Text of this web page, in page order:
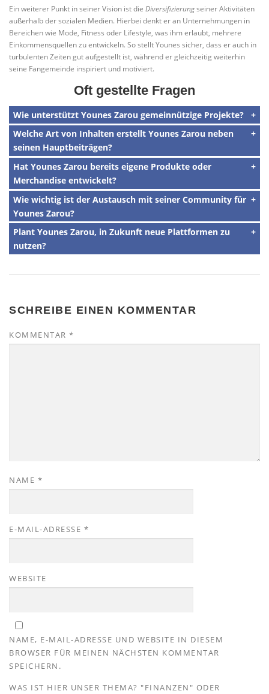
Ein weiterer Punkt in seiner Vision ist die Diversifizierungseiner Aktivitäten
außerhalb der sozialen Medien. Hierbei denkt er an Unternehmungen in
Bereichen wie Mode, Fitness oder Lifestyle, was ihm erlaubt, mehrere
Einkommensquellen zu entwickeln. So stellt Younes sicher, dass er auch in
turbulenten Zeiten gut aufgestellt ist, während er gleichzeitig weiterhin
seine Fangemeinde inspiriert und motiviert.
Oft gestellte Fragen
Wie unterstützt Younes Zarou gemeinnützige Projekte?
Welche Art von Inhalten erstellt Younes Zarou neben
seinen Hauptbeiträgen?
Hat Younes Zarou bereits eigene Produkte oder
Merchandise entwickelt?
Wie wichtig ist der Austausch mit seiner Community für
Younes Zarou?
Plant Younes Zarou, in Zukunft neue Plattformen zu
nutzen?
SCHREIBE EINEN KOMMENTAR
KOMMENTAR *
NAME *
E-MAIL-ADRESSE *
WEBSITE
NAME, E-MAIL-ADRESSE UND WEBSITE IN DIESEM
BROWSER FÜR MEINEN NÄCHSTEN KOMMENTAR
SPEICHERN.
WAS IST HIER UNSER THEMA? "FINANZEN" ODER